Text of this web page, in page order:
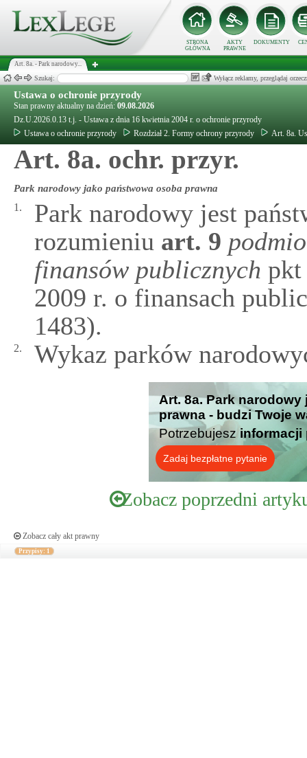
STRONA
GŁÓWNA
AKTY
PRAWNE
DOKUMENTY
Art. 8a. - Park narodowy...
Szukaj: Wyłącz reklamy, przeglądaj
Ustawa o ochronie przyrody
Stan prawny aktualny na dzień: 09.08.2026
Dz.U.2026.0.13 t.j. - Ustawa z dnia 16 kwietnia 2004 r. o ochronie przyrody
Ustawa o ochronie przyrody
Rozdział 2. Formy ochrony przyrody Art. 8a.
Art. 8a. ochr. przyr.
Park narodowy jako państwowa osoba prawna
1.
Park narodowy jest
rozumieniu art. 9
finansów publicznych pkt
2009 r. o finansach
1483).
2. Wykaz parków
Art. 8a. Park
prawna - budzi Twoje
Potrzebujesz informacji
Zadaj bezpłatne pytanie
Zobacz poprzedni
Zobacz cały akt prawny
Przypisy: 1